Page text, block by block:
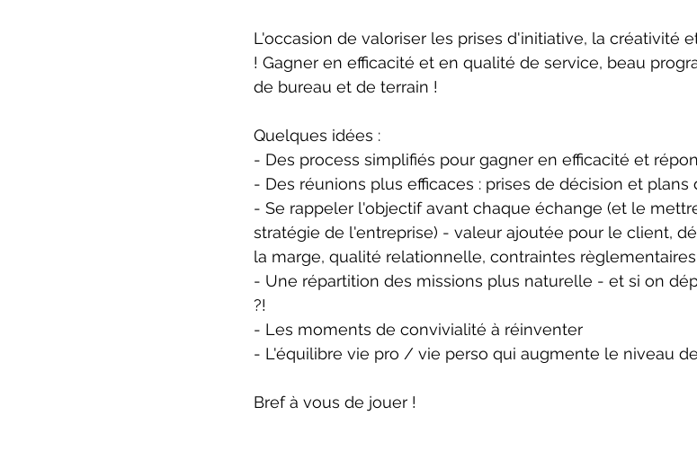
L'occasion de valoriser les prises d'initiative, la créativité
! Gagner en efficacité et en qualité de service, beau
de bureau et de terrain !
Quelques idées :
- Des process simplifiés pour gagner en efficacité et
- Des réunions plus efficaces : prises de décision et
- Se rappeler l'objectif avant chaque échange (et le
stratégie de l'entreprise) - valeur ajoutée pour le client,
la marge, qualité relationnelle, contraintes
- Une répartition des missions plus naturelle - et si on
?!
- Les moments de convivialité à réinventer
- L'équilibre vie pro / vie perso qui augmente le niveau
Bref à vous de jouer !